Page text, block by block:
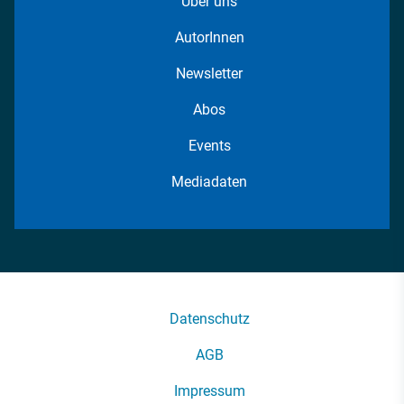
AutorInnen
Newsletter
Abos
Events
Mediadaten
Datenschutz
AGB
Impressum